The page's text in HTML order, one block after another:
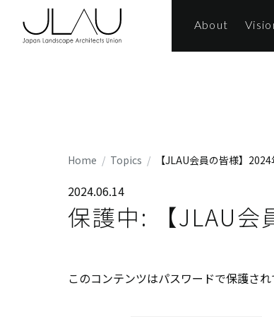
About
Home Topics 【JLAU会員の皆様】
2024.06.14
保護中: 【JLAU会
このコンテンツはパスワードで保護さ